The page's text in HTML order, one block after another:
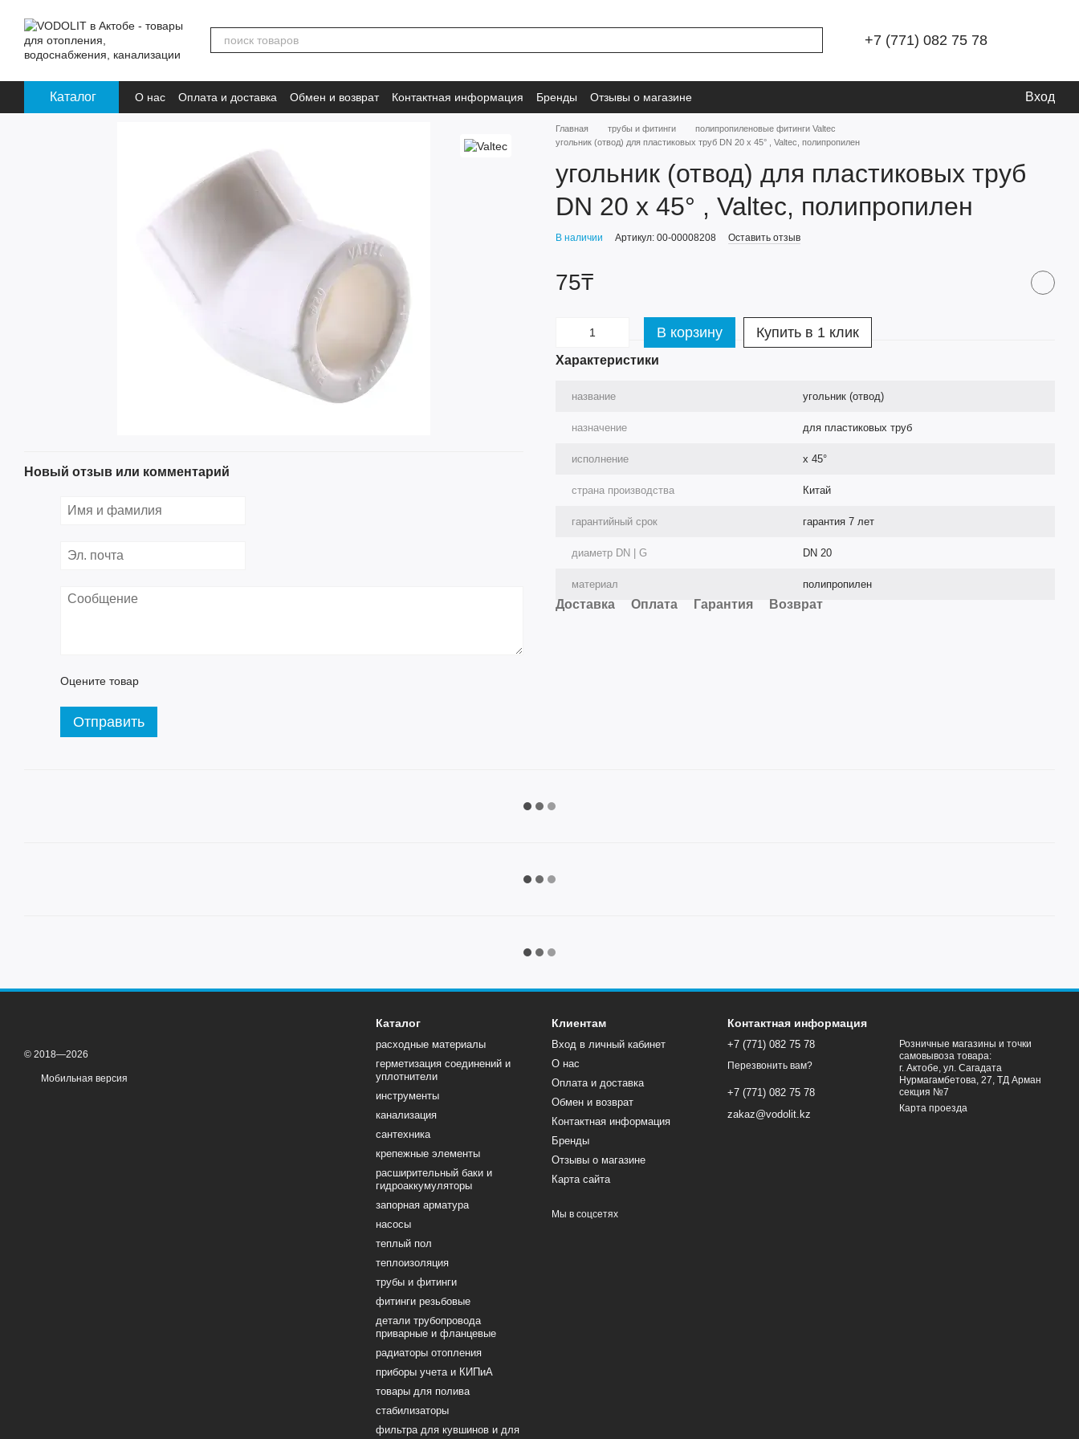
+7 (771) 082 75 78
Каталог О нас Оплата и доставка Обмен и возврат Контактная информация Бренды Отзывы о магазине Вход
Новый отзыв или комментарий
Оцените товар
Отправить
Главная трубы и фитинги
полипропиленовые фитинги Valtec
угольник (отвод) для пластиковых труб DN 20 х 45° , Valtec, полипропилен
угольник (отвод) для пластиковых труб
DN 20 х 45° , Valtec, полипропилен
В наличии Артикул: 00-00008208 Оставить отзыв
75₸
В корзину Купить в 1 клик
Характеристики
название угольник (отвод)
назначение для пластиковых труб
исполнение х 45°
страна производства Китай
гарантийный срок гарантия 7 лет
диаметр DN | G DN 20
материал полипропилен
Доставка Оплата Гарантия Возврат
© 2018—2026
Мобильная версия
Каталог
расходные материалы
герметизация соединений и
уплотнители
инструменты
канализация
сантехника
крепежные элементы
расширительный баки и
гидроаккумуляторы
запорная арматура
насосы
теплый пол
теплоизоляция
трубы и фитинги
фитинги резьбовые
детали трубопровода
приварные и фланцевые
радиаторы отопления
приборы учета и КИПиА
товары для полива
стабилизаторы
фильтра для кувшинов и для
Клиентам
Вход в личный кабинет
О нас
Оплата и доставка
Обмен и возврат
Контактная информация
Бренды
Отзывы о магазине
Карта сайта
Мы в соцсетях
Контактная информация
+7 (771) 082 75 78
Перезвонить вам?
+7 (771) 082 75 78
zakaz@vodolit.kz
Розничные магазины и точки
самовывоза товара:
г. Актобе, ул. Сагадата
Нурмагамбетова, 27, ТД Арман
секция №7
Карта проезда